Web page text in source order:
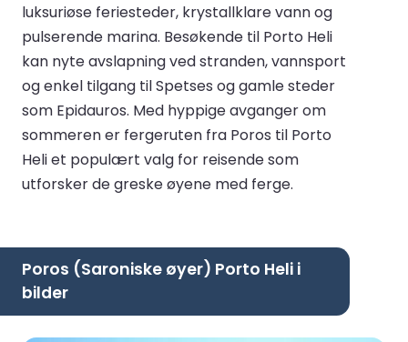
luksuriøse feriesteder, krystallklare vann og
pulserende marina. Besøkende til Porto Heli
kan nyte avslapning ved stranden, vannsport
og enkel tilgang til Spetses og gamle steder
som Epidauros. Med hyppige avganger om
sommeren er fergeruten fra Poros til Porto
Heli et populært valg for reisende som
utforsker de greske øyene med ferge.
Poros (Saroniske øyer) Porto Heli i
bilder